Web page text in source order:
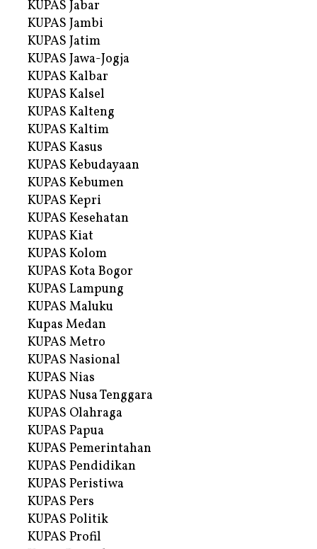
KUPAS Jabar
KUPAS Jambi
KUPAS Jatim
KUPAS Jawa-Jogja
KUPAS Kalbar
KUPAS Kalsel
KUPAS Kalteng
KUPAS Kaltim
KUPAS Kasus
KUPAS Kebudayaan
KUPAS Kebumen
KUPAS Kepri
KUPAS Kesehatan
KUPAS Kiat
KUPAS Kolom
KUPAS Kota Bogor
KUPAS Lampung
KUPAS Maluku
Kupas Medan
KUPAS Metro
KUPAS Nasional
KUPAS Nias
KUPAS Nusa Tenggara
KUPAS Olahraga
KUPAS Papua
KUPAS Pemerintahan
KUPAS Pendidikan
KUPAS Peristiwa
KUPAS Pers
KUPAS Politik
KUPAS Profil